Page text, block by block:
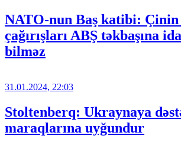
NATO-nun Baş katibi: Çinin
çağırışları ABŞ təkbaşına
bilməz
31.01.2024, 22:03
Stoltenberq: Ukraynaya
maraqlarına uyğundur